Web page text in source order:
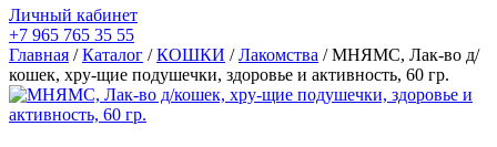
Личный кабинет
+7 965 765 35 55
Главная /Каталог /КОШКИ /Лакомства / МНЯМС, Лак-во д/
кошек, хру-щие подушечки, здоровье и активность, 60 гр.